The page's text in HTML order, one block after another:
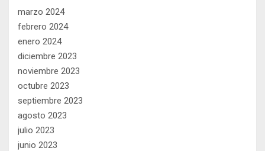
marzo 2024
febrero 2024
enero 2024
diciembre 2023
noviembre 2023
octubre 2023
septiembre 2023
agosto 2023
julio 2023
junio 2023